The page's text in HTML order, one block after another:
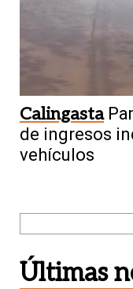
Calingasta
de ingresos
vehículos
Últimas